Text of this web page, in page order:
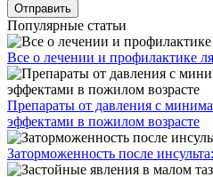
Популярные статьи
Все о лечении и профилактике
Препараты от давления с
эффектами в пожилом возрасте
Заторможенность после